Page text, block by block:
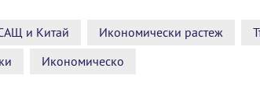
и Китай Икономически растеж
Икономическо